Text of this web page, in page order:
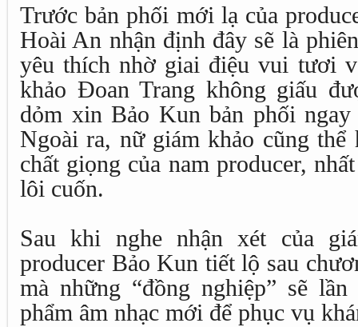
Trước bản phối mới lạ của
Hoài An nhận định đây sẽ là
yêu thích nhờ giai điệu vui tươi
khảo Đoan Trang không giấu
dỏm xin Bảo Kun bản phối
Ngoài ra, nữ giám khảo cũng
chất giọng của nam producer,
lôi cuốn.
Sau khi nghe nhận xét của
producer Bảo Kun tiết lộ sau
mà những “đồng nghiệp” sẽ
phẩm âm nhạc mới để phục vụ